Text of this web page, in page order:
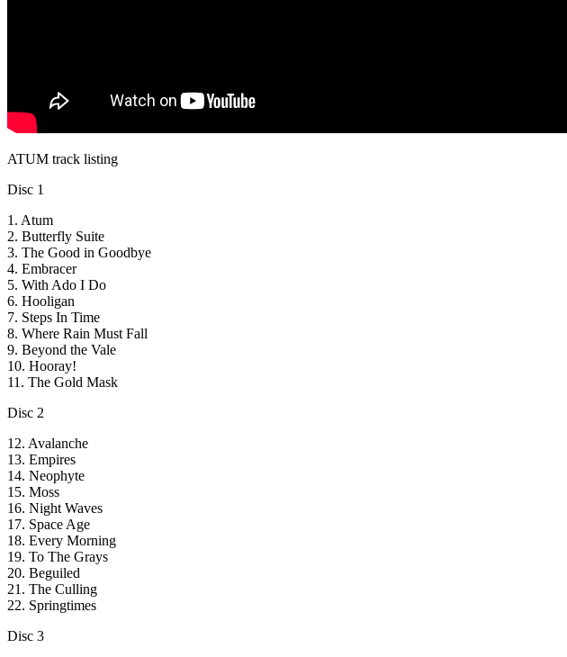
ATUM track listing
Disc 1
1. Atum
2. Butterfly Suite
3. The Good in Goodbye
4. Embracer
5. With Ado I Do
6. Hooligan
7. Steps In Time
8. Where Rain Must Fall
9. Beyond the Vale
10. Hooray!
11. The Gold Mask
Disc 2
12. Avalanche
13. Empires
14. Neophyte
15. Moss
16. Night Waves
17. Space Age
18. Every Morning
19. To The Grays
20. Beguiled
21. The Culling
22. Springtimes
Disc 3